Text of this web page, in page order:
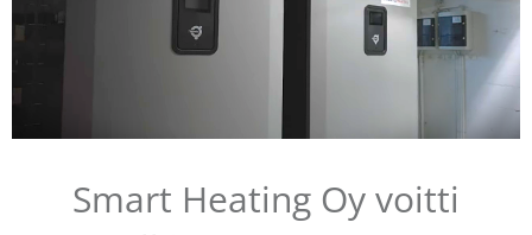
Smart Heating Oy voitti